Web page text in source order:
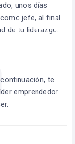
unos días
jefe, al final
de tu liderazgo.
te
emprendedor